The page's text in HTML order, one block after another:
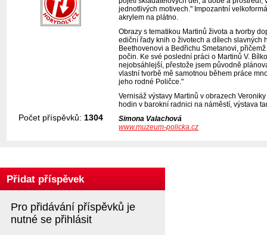
jednotlivých motivech." Impozantní
akrylem na plátno.
Obrazy s tematikou Martinů života a tvorby
ediční řady knih o životech a dílech slavných
Beethovenovi a Bedřichu Smetanovi,
počin. Ke své poslední práci o Martinů V.
nejobsáhlejší, přestože jsem původně
vlastní tvorbě mě samotnou během práce
jeho rodné Poličce."
Vernisáž výstavy Martinů v obrazech
hodin v barokní radnici na náměstí, výstava
Simona Valachová
www.muzeum-policka.cz
Počet příspěvků: 1304
Přidat příspěvek
Pro přidávání příspěvků je
nutné se přihlásit